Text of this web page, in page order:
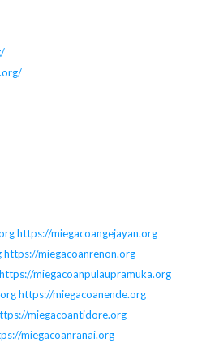
https://miegacoangejayan.org
https://miegacoanrenon.org
https://miegacoanpulaupramuka.org
https://miegacoanende.org
miegacoantidore.org
miegacoanranai.org